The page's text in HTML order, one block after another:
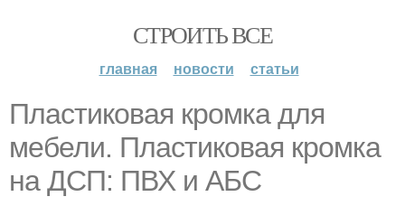
СТРОИТЬ ВСЕ
главная новости статьи
Пластиковая кромка для
мебели. Пластиковая кромка
на ДСП: ПВХ и АБС